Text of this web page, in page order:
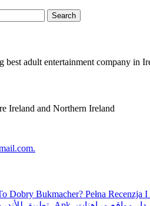
best adult entertainment company in
Ireland and Northern Ireland
Dobry Bukmacher? Pełna Recenzja